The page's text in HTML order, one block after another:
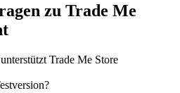
zu Trade Me
Trade Me Store